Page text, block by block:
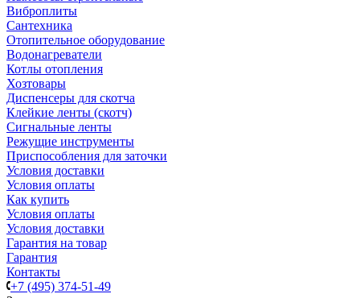
Виброплиты
Сантехника
Отопительное оборудование
Водонагреватели
Котлы отопления
Хозтовары
Диспенсеры для скотча
Клейкие ленты (скотч)
Сигнальные ленты
Режущие инструменты
Приспособления для заточки
Условия доставки
Условия оплаты
Как купить
Условия оплаты
Условия доставки
Гарантия на товар
Гарантия
Контакты
+7 (495) 374-51-49